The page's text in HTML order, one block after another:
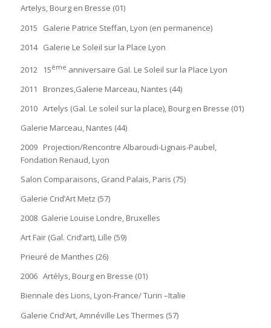
Artelys, Bourg en Bresse (01)
2015 Galerie Patrice Steffan, Lyon (en permanence)
2014 Galerie Le Soleil sur la Place Lyon
2012 15ème anniversaire Gal. Le Soleil sur la Place Lyon
2011 Bronzes,Galerie Marceau, Nantes (44)
2010 Artelys (Gal. Le soleil sur la place), Bourg en Bresse (01)
Galerie Marceau, Nantes (44)
2009 Projection/Rencontre Albaroudi-Lignais-Paubel,
Fondation Renaud, Lyon
Salon Comparaisons, Grand Palais, Paris (75)
Galerie Crid’Art Metz (57)
2008 Galerie Louise Londre, Bruxelles
Art Fair (Gal. Crid’art), Lille (59)
Prieuré de Manthes (26)
2006 Artélys, Bourg en Bresse (01)
Biennale des Lions, Lyon-France/ Turin –Italie
Galerie Crid’Art, Amnéville Les Thermes (57)